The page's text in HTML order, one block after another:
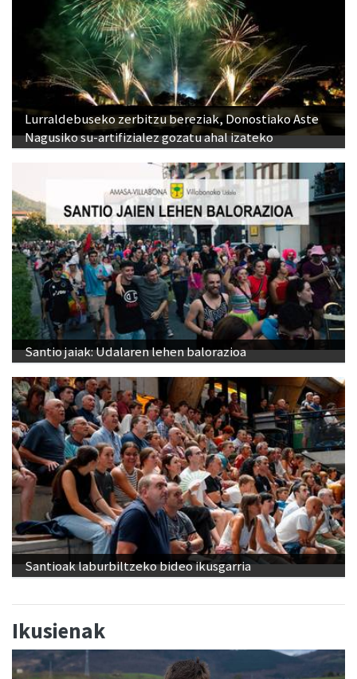
Lurraldebuseko zerbitzu bereziak, Donostiako Aste
Nagusiko su-artifizialez gozatu ahal izateko
Santio jaiak: Udalaren lehen balorazioa
Santioak laburbiltzeko bideo ikusgarria
Ikusienak